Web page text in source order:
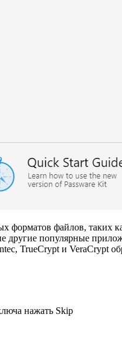
форматов файлов,
другие популярные
TrueCrypt и VeraCrypt
нажать Skip